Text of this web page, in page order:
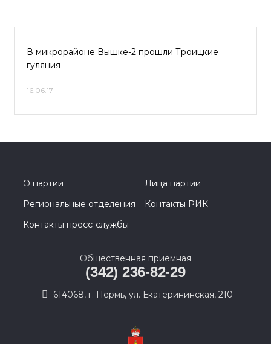
В микрорайоне Вышке-2 прошли Троицкие
гуляния
16.06.17
О партии
Лица партии
Региональные отделения
Контакты РИК
Контакты пресс-службы
Общественная приемная
(342) 236-82-29
614068, г. Пермь, ул. Екатерининская, 210